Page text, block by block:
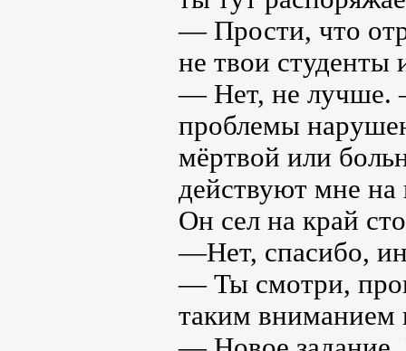
— Прости, что
не твои студенты
— Нет, не лучше.
проблемы
мёртвой или
действуют мне
Он сел на край
—Нет, спасибо,
— Ты смотри,
таким вниманием